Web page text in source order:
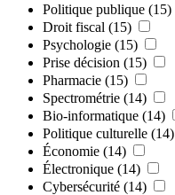
Politique publique (15)
Droit fiscal (15)
Psychologie (15)
Prise décision (15)
Pharmacie (15)
Spectrométrie (14)
Bio-informatique (14)
Politique culturelle (14)
Économie (14)
Électronique (14)
Cybersécurité (14)